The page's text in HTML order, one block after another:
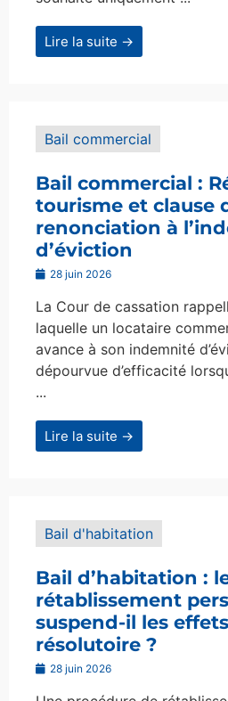
Lire la suite →
Bail commercial
Bail commercial :
tourisme et clause
renonciation à
d’éviction
28 juin 2026
La Cour de cassation
laquelle un locataire
avance à son indemnité
dépourvue d’efficacité
...
Lire la suite →
Bail d'habitation
Bail d’habitation :
rétablissement
suspend-il les
résolutoire ?
28 juin 2026